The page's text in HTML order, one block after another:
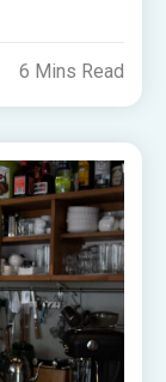
6 Mins Read